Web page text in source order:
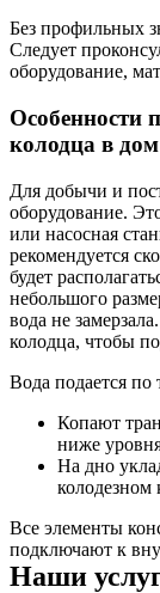
Без профильных
Следует
оборудование,
Особенности
колодца в
Для добычи и
оборудование.
или насосная
рекомендуется
будет
небольшого
вода не
колодца, чтобы
Вода подается по
Копают
ниже
На дно
колодезном
Все элементы
подключают к
Наши